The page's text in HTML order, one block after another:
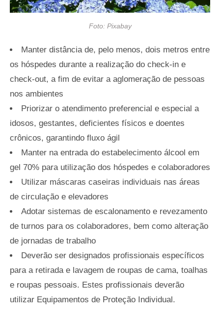
Foto: Pixabay
Manter distância de, pelo menos, dois metros entre
os hóspedes durante a realização do check-in e
check-out, a fim de evitar a aglomeração de pessoas
nos ambientes
Priorizar o atendimento preferencial e especial a
idosos, gestantes, deficientes físicos e doentes
crônicos, garantindo fluxo ágil
Manter na entrada do estabelecimento álcool em
gel 70% para utilização dos hóspedes e colaboradores
Utilizar máscaras caseiras individuais nas áreas
de circulação e elevadores
Adotar sistemas de escalonamento e revezamento
de turnos para os colaboradores, bem como alteração
de jornadas de trabalho
Deverão ser designados profissionais específicos
para a retirada e lavagem de roupas de cama, toalhas
e roupas pessoais. Estes profissionais deverão
utilizar Equipamentos de Proteção Individual.